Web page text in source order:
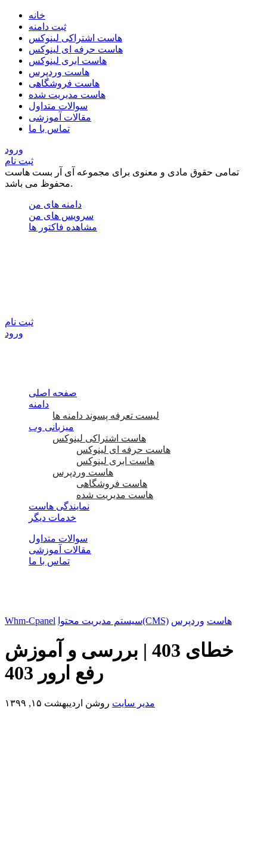
خانه
ثبت دامنه
هاست اشتراکی لینوکس
هاست حرفه ای لینوکس
هاست ابری لینوکس
هاست وردپرس
هاست فروشگاهی
هاست مدیریت شده
سوالات متداول
مقالات آموزشی
تماس با ما
ورود
ثبت نام
تمامی حقوق مادی و معنوی برای مجموعه آی آر بست هاست
محفوظ می باشد.
دامنه های من
سرویس های من
مشاهده فاکتور ها
ثبت نام
ورود
صفحه اصلی
دامنه
لیست تعرفه پسوند دامنه ها
میزبانی وب
هاست اشتراکی لینوکس
هاست حرفه ای لینوکس
هاست ابری لینوکس
هاست وردپرس
هاست فروشگاهی
هاست مدیریت شده
نمایندگی هاست
خدمات دیگر
سوالات متداول
مقالات آموزشی
تماس با ما
Whm-Cpanel سیستم مدیریت محتوا(CMS) هاست وردپرس
خطای 403 | بررسی و آموزش
رفع ارور 403
مدیر سایت روشن اردیبهشت ۱۵, ۱۳۹۹